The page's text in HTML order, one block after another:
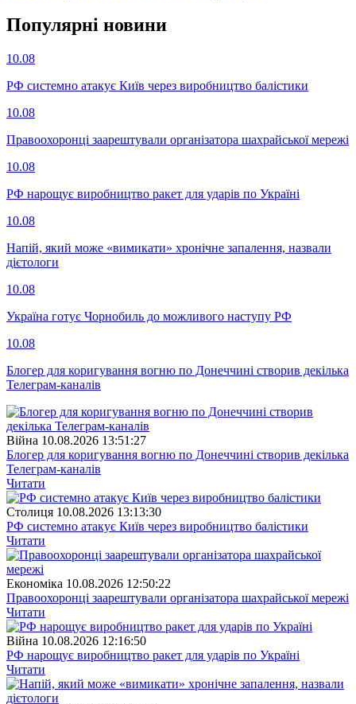
Популярнi новини
10.08
РФ системно атакує Київ через виробництво балістики
10.08
Правоохоронці заарештували організатора шахрайської мережі
10.08
РФ нарощує виробництво ракет для ударів по Україні
10.08
Напій, який може «вимикати» хронічне запалення, назвали
дієтологи
10.08
Україна готує Чорнобиль до можливого наступу РФ
10.08
Блогер для коригування вогню по Донеччині створив декілька
Телеграм-каналів
Війна 10.08.2026 13:51:27
Блогер для коригування вогню по Донеччині створив декілька
Телеграм-каналів
Читати
Столиця 10.08.2026 13:13:30
РФ системно атакує Київ через виробництво балістики
Читати
Економіка 10.08.2026 12:50:22
Правоохоронці заарештували організатора шахрайської мережі
Читати
Війна 10.08.2026 12:16:50
РФ нарощує виробництво ракет для ударів по Україні
Читати